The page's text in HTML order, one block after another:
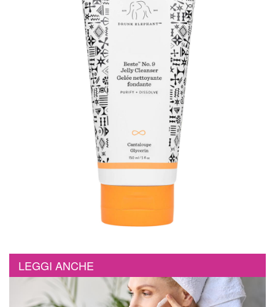
LEGGI ANCHE